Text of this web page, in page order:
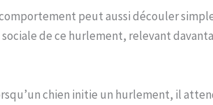
peut aussi découler
de ce hurlement, relevant
chien initie un hurlement, il